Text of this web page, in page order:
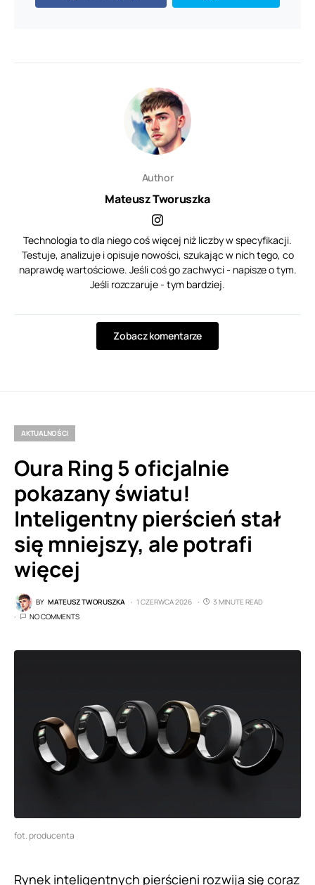
Author
Mateusz Tworuszka
Technologia to dla niego coś więcej niż liczby w specyfikacji.
Testuje, analizuje i opisuje nowości, szukając w nich tego, co
naprawdę wartościowe. Jeśli coś go zachwyci - napisze o tym.
Jeśli rozczaruje - tym bardziej.
Zobacz komentarze
AKTUALNOŚCI
Oura Ring 5 oficjalnie
pokazany światu!
Inteligentny pierścień stał
się mniejszy, ale potrafi
więcej
BY MATEUSZ TWORUSZKA 1 CZERWCA 2026
3 MINUTE READ
NO COMMENTS
fot. producenta
Rynek inteligentnych pierścieni rozwija się coraz